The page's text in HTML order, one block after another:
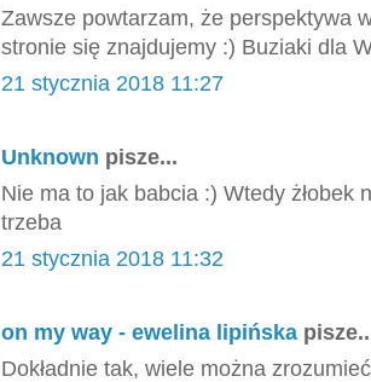
Zawsze powtarzam, że perspektywa
stronie się znajdujemy :) Buziaki dla
21 stycznia 2018 11:27
Unknown pisze...
Nie ma to jak babcia :) Wtedy żłobek
trzeba
21 stycznia 2018 11:32
on my way - ewelina lipińska
Dokładnie tak, wiele można